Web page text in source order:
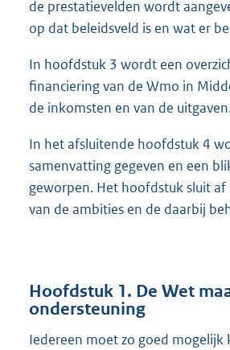
de prestatievelden wordt
op dat beleidsveld is en wat er
In hoofdstuk 3 wordt een
financiering van de Wmo in
de inkomsten en van de
In het afsluitende hoofdstuk 4
samenvatting gegeven en een
geworpen. Het hoofdstuk sluit
van de ambities en de daarbij
Hoofdstuk 1. De Wet
ondersteuning
Iedereen moet zo goed mogelijk